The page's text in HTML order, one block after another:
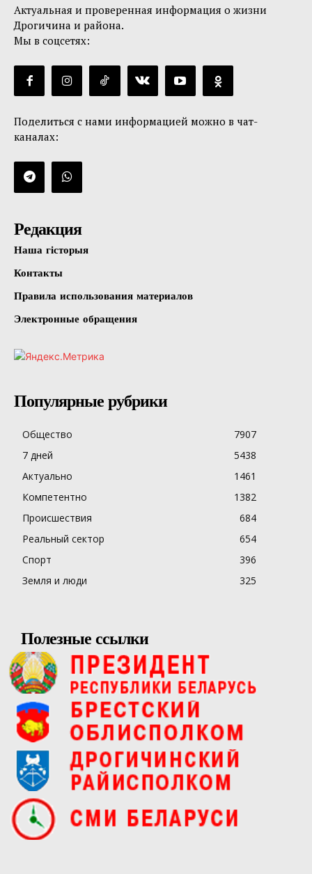
Актуальная и проверенная информация о жизни
Дрогичина и района.
Мы в соцсетях:
Поделиться с нами информацией можно в чат-
каналах:
Редакция
Наша гісторыя
Контакты
Правила использования материалов
Электронные обращения
Популярные рубрики
Общество
7907
7 дней
5438
Актуально
1461
Компетентно
1382
Происшествия
684
Реальный сектор
654
Спорт
396
Земля и люди
325
Полезные ссылки